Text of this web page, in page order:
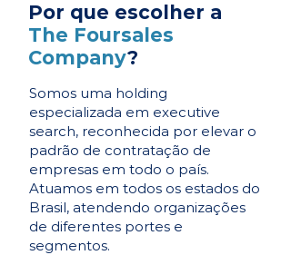
Por que escolher a
The Foursales
Company?
Somos uma holding
especializada em executive
search, reconhecida por elevar o
padrão de contratação de
empresas em todo o país.
Atuamos em todos os estados do
Brasil, atendendo organizações
de diferentes portes e
segmentos.